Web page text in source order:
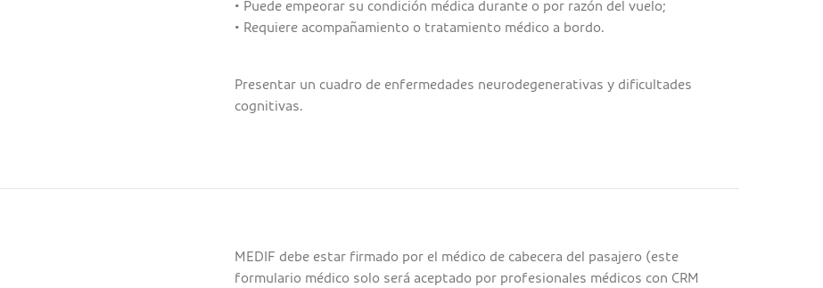
• Puede empeorar su condición médica durante o por razón del vuelo;
• Requiere acompañamiento o tratamiento médico a bordo.
Presentar un cuadro de enfermedades neurodegenerativas y dificultades
cognitivas.
MEDIF debe estar firmado por el médico de cabecera del pasajero (este
formulario médico solo será aceptado por profesionales médicos con CRM